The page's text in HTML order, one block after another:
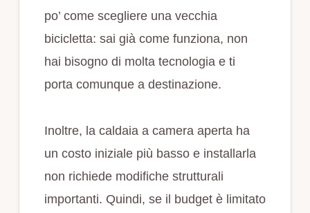
po’ come scegliere una vecchia
bicicletta: sai già come funziona, non
hai bisogno di molta tecnologia e ti
porta comunque a destinazione.
Inoltre, la caldaia a camera aperta ha
un costo iniziale più basso e installarla
non richiede modifiche strutturali
importanti. Quindi, se il budget è limitato